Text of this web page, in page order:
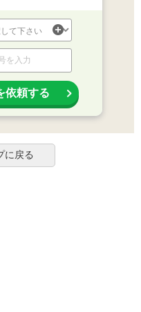
依頼する
に戻る